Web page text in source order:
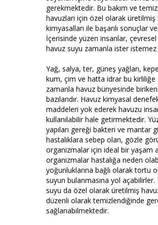
gerekmektedir. Bu bakım ve
havuzları için özel olarak üretilmiş
kimyasalları ile başarılı sonuçlar
İçerisinde yüzen insanlar,
havuz suyu zamanla ister
Yağ, salya, ter, güneş yağları,
kum, çim ve hatta idrar bu kirliliğe
zamanla havuz bünyesinde
bazılarıdır. Havuz kimyasal
maddeleri yok ederek havuzu insan
kullanılabilir hale getirmektedir.
yapıları gereği bakteri ve mantar
hastalıklara sebep olan, gözle
organizmalar için ideal bir yaşam
organizmalar hastalığa neden
yoğunluklarına bağlı olarak tortu
suyun bulanmasına yol
suyu da özel olarak üretilmiş
düzenli olarak temizlendiğinde
sağlanabilmektedir.